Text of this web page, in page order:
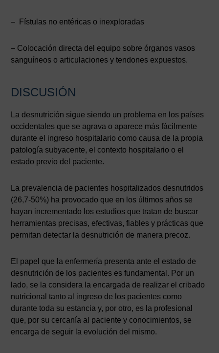
– Fístulas no entéricas o inexploradas
– Colocación directa del equipo sobre órganos vasos
sanguíneos o articulaciones y tendones expuestos.
DISCUSIÓN
La desnutrición sigue siendo un problema en los países
occidentales que se agrava o aparece más fácilmente
durante el ingreso hospitalario como causa de la propia
patología subyacente, el contexto hospitalario o el
estado previo del paciente.
La prevalencia de pacientes hospitalizados desnutridos
(26,7-50%) ha provocado que en los últimos años se
hayan incrementado los estudios que tratan de buscar
herramientas precisas, efectivas, fiables y prácticas que
permitan detectar la desnutrición de manera precoz.
El papel que la enfermería presenta ante el estado de
desnutrición de los pacientes es fundamental. Por un
lado, se la considera la encargada de realizar el cribado
nutricional tanto al ingreso de los pacientes como
durante toda su estancia y, por otro, es la profesional
que, por su cercanía al paciente y conocimientos, se
encarga de seguir la evolución del mismo.